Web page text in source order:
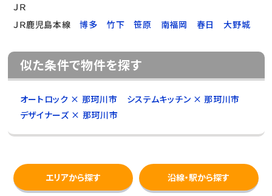
ＪＲ
ＪＲ鹿児島本線
博多 竹下 笹原 南福岡 春日 大野城
似た条件で物件を探す
オートロック × 那珂川市
システムキッチン × 那珂川市
デザイナーズ × 那珂川市
エリアから探す 沿線・駅から探す